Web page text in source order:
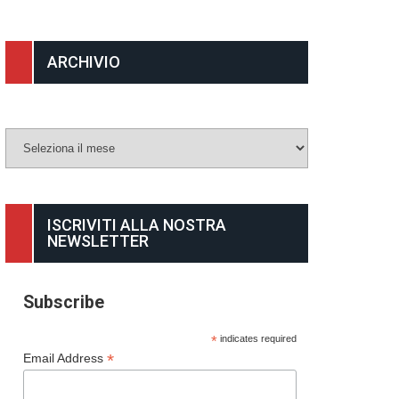
ARCHIVIO
ISCRIVITI ALLA NOSTRA
NEWSLETTER
Subscribe
* indicates required
Email Address *